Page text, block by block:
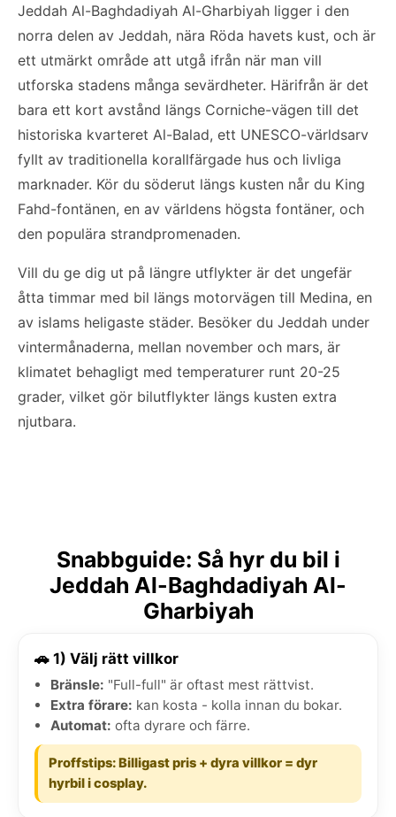
Jeddah Al-Baghdadiyah Al-Gharbiyah ligger i den
norra delen av Jeddah, nära Röda havets kust, och är
ett utmärkt område att utgå ifrån när man vill
utforska stadens många sevärdheter. Härifrån är det
bara ett kort avstånd längs Corniche-vägen till det
historiska kvarteret Al-Balad, ett UNESCO-världsarv
fyllt av traditionella korallfärgade hus och livliga
marknader. Kör du söderut längs kusten når du King
Fahd-fontänen, en av världens högsta fontäner, och
den populära strandpromenaden.
Vill du ge dig ut på längre utflykter är det ungefär
åtta timmar med bil längs motorvägen till Medina, en
av islams heligaste städer. Besöker du Jeddah under
vintermånaderna, mellan november och mars, är
klimatet behagligt med temperaturer runt 20-25
grader, vilket gör bilutflykter längs kusten extra
njutbara.
Snabbguide: Så hyr du bil i
Jeddah Al-Baghdadiyah Al-
Gharbiyah
🚗 1) Välj rätt villkor
Bränsle: "Full-full" är oftast mest rättvist.
Extra förare: kan kosta - kolla innan du bokar.
Automat: ofta dyrare och färre.
Proffstips: Billigast pris + dyra villkor = dyr
hyrbil i cosplay.